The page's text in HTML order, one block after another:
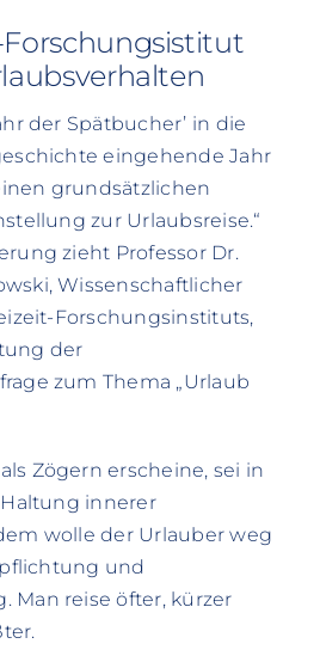
Forschungsistitut
der Spätbucher’ in die
eingehende Jahr
grundsätzlichen
zur Urlaubsreise.“
zieht Professor Dr.
Wissenschaftlicher
Forschungsinstituts,
der
zum Thema „Urlaub
Zögern erscheine, sei in
innerer
wolle der Urlauber weg
und
Man reise öfter, kürzer